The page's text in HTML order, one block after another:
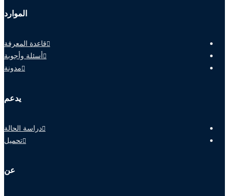
الموارد
قاعدة المعرفة
أسئلة وأجوبة
مدونة
يدعم
دراسة الحالة
تحميل
عن